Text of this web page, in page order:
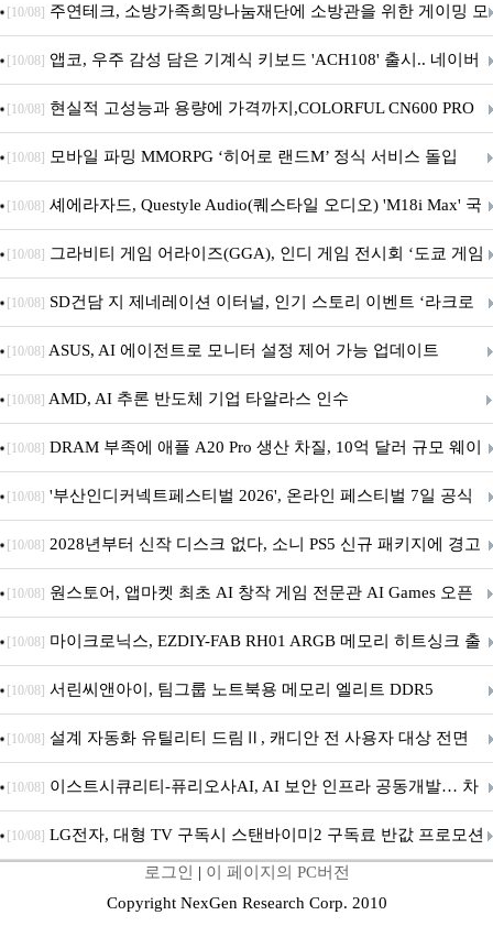
픈
[10/08] 주연테크, 소방가족희망나눔재단에 소방관을 위한 게이밍 모
니터·스마트 펫 침대 기부
[10/08] 앱코, 우주 감성 담은 기계식 키보드 'ACH108' 출시.. 네이버
브랜드데이 기획전 진행
[10/08] 현실적 고성능과 용량에 가격까지,COLORFUL CN600 PRO
M.2 NVMe 디앤디컴 1TB
[10/08] 모바일 파밍 MMORPG ‘히어로 랜드M’ 정식 서비스 돌입
[10/08] 셰에라자드, Questyle Audio(퀘스타일 오디오) 'M18i Max' 국
내 정식 출시
[10/08] 그라비티 게임 어라이즈(GGA), 인디 게임 전시회 ‘도쿄 게임
던전 13’ 참가!
[10/08] SD건담 지 제네레이션 이터널, 인기 스토리 이벤트 ‘라크로
아의 용사’ 재개최 및 풍성한 기념 이벤트 실시!
[10/08] ASUS, AI 에이전트로 모니터 설정 제어 가능 업데이트
[10/08] AMD, AI 추론 반도체 기업 타알라스 인수
[10/08] DRAM 부족에 애플 A20 Pro 생산 차질, 10억 달러 규모 웨이
퍼 대기
[10/08] '부산인디커넥트페스티벌 2026', 온라인 페스티벌 7일 공식
개막... 22일간 진행
[10/08] 2028년부터 신작 디스크 없다, 소니 PS5 신규 패키지에 경고
문 추가
[10/08] 원스토어, 앱마켓 최초 AI 창작 게임 전문관 AI Games 오픈
[10/08] 마이크로닉스, EZDIY-FAB RH01 ARGB 메모리 히트싱크 출
시
[10/08] 서린씨앤아이, 팀그룹 노트북용 메모리 엘리트 DDR5
5600MHz 16GB 출시
[10/08] 설계 자동화 유틸리티 드림Ⅱ, 캐디안 전 사용자 대상 전면
무상 배포
[10/08] 이스트시큐리티-퓨리오사AI, AI 보안 인프라 공동개발… 차
세대 AI 보안 플랫폼 구축
[10/08] LG전자, 대형 TV 구독시 스탠바이미2 구독료 반값 프로모션
로그인 | 이 페이지의 PC버전
Copyright NexGen Research Corp. 2010